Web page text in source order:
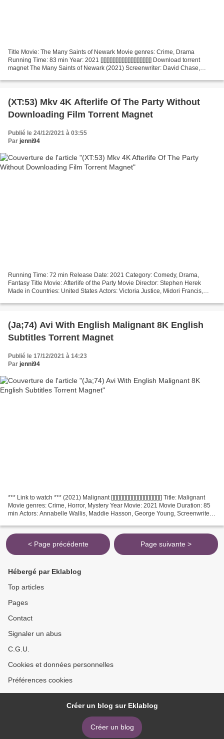
Title Movie: The Many Saints of Newark Movie genres: Crime, Drama
Running Time: 83 min Year: 2021 [][][][][][][][][][][][][][][][][] Download torrent
magnet The Many Saints of Newark (2021) Screenwriter: David Chase,
(XT:53) Mkv 4K Afterlife Of The Party Without
Downloading Film Torrent Magnet
Publié le 24/12/2021 à 03:55
Par jenni94
Running Time: 72 min Release Date: 2021 Category: Comedy, Drama,
Fantasy Title Movie: Afterlife of the Party Movie Director: Stephen Herek
Made in Countries: United States Actors: Victoria Justice, Midori Francis,
(Ja;74) Avi With English Malignant 8K English
Subtitles Torrent Magnet
Publié le 17/12/2021 à 14:23
Par jenni94
*** Link to watch *** (2021) Malignant [][][][][][][][][][][][][][][][][] Title: Malignant
Movie genres: Crime, Horror, Mystery Year Movie: 2021 Movie Duration: 85
min Actors: Annabelle Wallis, Maddie Hasson, George Young, Screenwriter:
< Page précédente Page suivante >
Hébergé par Eklablog
Top articles
Pages
Contact
Signaler un abus
C.G.U.
Cookies et données personnelles
Préférences cookies
Créer un blog sur Eklablog
Créer un blog